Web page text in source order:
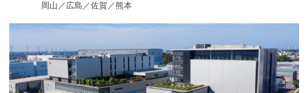
岡山／広島／佐賀／熊本